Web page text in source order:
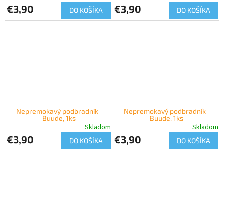
€3,90 DO KOŠÍKA €3,90 DO KOŠÍKA
Nepremokavý podbradník-
Buude, 1ks
Skladom
€3,90 DO KOŠÍKA
Nepremokavý podbradník-
Buude, 1ks
Skladom
€3,90 DO KOŠÍKA